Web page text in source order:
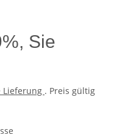
, Sie
Lieferung . Preis gültig